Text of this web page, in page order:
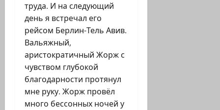
труда. И на следующий
день я встречал его
рейсом Берлин-Тель Авив.
Вальяжный,
аристократичный Жорж с
чувством глубокой
благодарности протянул
мне руку. Жорж провёл
много бессонных ночей у